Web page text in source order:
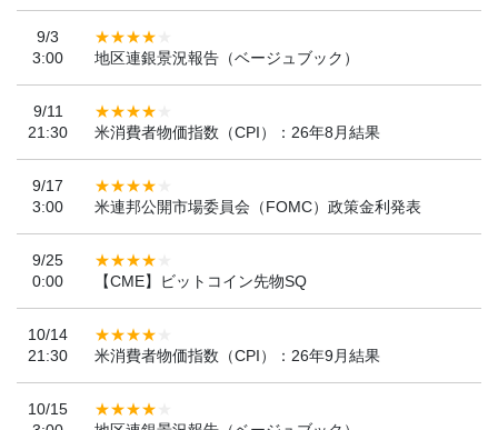
9/3
3:00
地区連銀景況報告（ベージュブック）
9/11
21:30
米消費者物価指数（CPI）：26年8月結果
9/17
3:00
米連邦公開市場委員会（FOMC）政策金利発表
9/25
0:00
【CME】ビットコイン先物SQ
10/14
21:30
米消費者物価指数（CPI）：26年9月結果
10/15